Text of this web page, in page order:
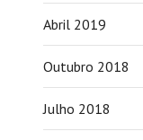
Abril 2019
Outubro 2018
Julho 2018